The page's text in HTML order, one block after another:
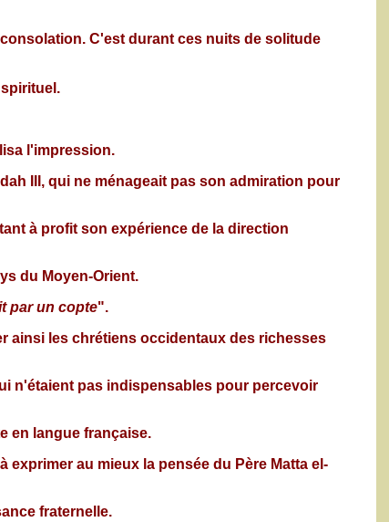
C'est durant ces nuits de solitude
l'impression.
III, qui ne ménageait pas son admiration pour
à profit son expérience de la direction
du Moyen-Orient.
par un copte".
ainsi les chrétiens occidentaux des richesses
n'étaient pas indispensables pour percevoir
en langue française.
au mieux la pensée du Père Matta el-
fraternelle.